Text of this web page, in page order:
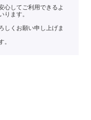
心してご利用できるよ
ります。
しくお願い申し上げま
。